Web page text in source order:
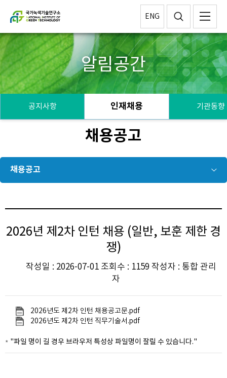
ENG
알림공간
공지사항 인재채용 기관동향
채용공고
채용공고
2026년 제2차 인턴 채용 (일반, 보훈 제한 경
쟁)
작성일 : 2026-07-01 조회수 : 1159 작성자 : 통합 관리
자
2026년도 제2차 인턴 채용공고문.pdf
2026년도 제2차 인턴 직무기술서.pdf
"파일 명이 길 경우 브라우저 특성상 파일명이 잘릴 수 있습니다."